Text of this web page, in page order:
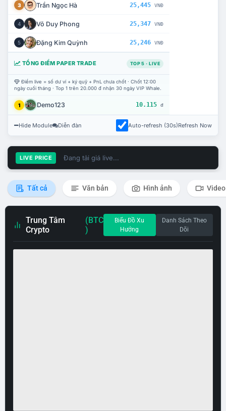
3 Trần Ngọc Hà 25,445 VNĐ
4 Võ Duy Phong 25,347 VNĐ
5 Đặng Kim Quỳnh 25,246 VNĐ
TỔNG ĐIỂM PAPER TRADE TOP 5 · LIVE
Điểm live = số dư ví + ký quỹ + PnL chưa chốt · Chốt 12:00
ngày cuối tháng · Top 1 trên 20.000 đ nhận 30 ngày VIP Whale.
1 Demo123 10.115 đ
Hide Module Diễn đàn Auto-refresh (30s)Refresh Now
LIVE PRICE Đang tải giá live...
Tất cả Văn bản Hình ảnh Video
Trung Tâm
Crypto
(BTC
)
Biểu Đồ Xu
Hướng
Danh Sách Theo
Dõi